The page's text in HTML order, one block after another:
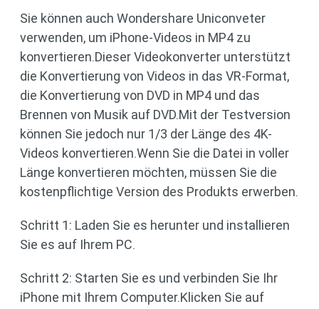
Sie können auch Wondershare Uniconveter
verwenden, um iPhone-Videos in MP4 zu
konvertieren.Dieser Videokonverter unterstützt
die Konvertierung von Videos in das VR-Format,
die Konvertierung von DVD in MP4 und das
Brennen von Musik auf DVD.Mit der Testversion
können Sie jedoch nur 1/3 der Länge des 4K-
Videos konvertieren.Wenn Sie die Datei in voller
Länge konvertieren möchten, müssen Sie die
kostenpflichtige Version des Produkts erwerben.
Schritt 1: Laden Sie es herunter und installieren
Sie es auf Ihrem PC.
Schritt 2: Starten Sie es und verbinden Sie Ihr
iPhone mit Ihrem Computer.Klicken Sie auf